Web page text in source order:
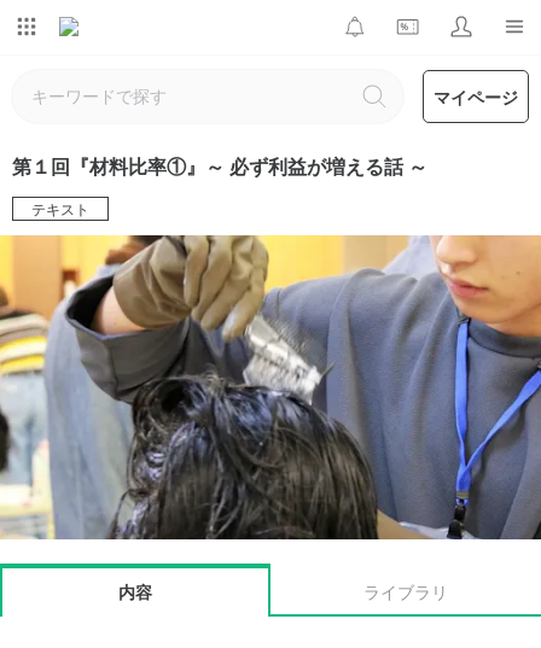
マイページ
第１回『材料比率①』～ 必ず利益が増える話 ～
テキスト
内容 ライブラリ